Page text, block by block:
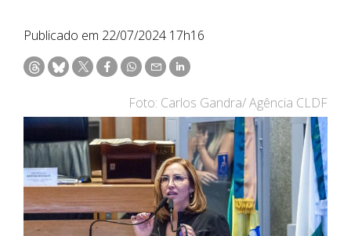
Publicado em 22/07/2024 17h16
Foto: Carlos Gandra/ Agência CLDF